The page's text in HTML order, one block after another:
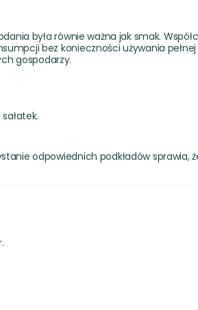
była równie ważna jak smak.
bez konieczności używania pełnej
gospodarzy.
odpowiednich podkładów sprawia,